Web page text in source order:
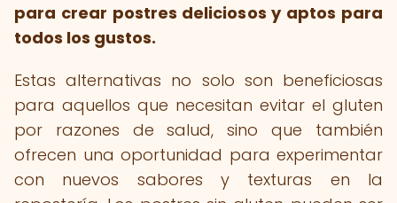
para crear postres deliciosos y aptos para
todos los gustos.
Estas alternativas no solo son beneficiosas
para aquellos que necesitan evitar el gluten
por razones de salud, sino que también
ofrecen una oportunidad para experimentar
con nuevos sabores y texturas en la